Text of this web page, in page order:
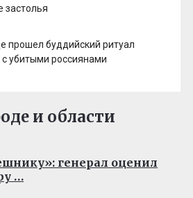
застолья
прошел буддийский ритуал
убитыми россиянами
и области
генерал оценил
…